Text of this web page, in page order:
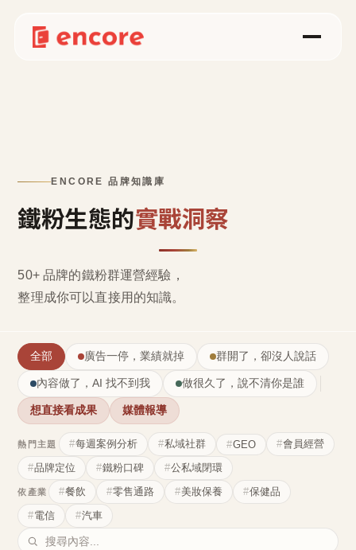
ENCORE 品牌知識庫
鐵粉生態的實戰洞察
50+ 品牌的鐵粉群運營經驗，
整理成你可以直接用的知識。
全部 廣告一停，業績就掉 群開了，卻沒人說話
內容做了，AI 找不到我 做很久了，說不清你是誰
想直接看成果 媒體報導
熱門主題 每週案例分析 私域社群 GEO
會員經營
品牌定位
鐵粉口碑 公私域閉環
依產業 餐飲 零售通路 美妝保養
保健品
電信
汽車